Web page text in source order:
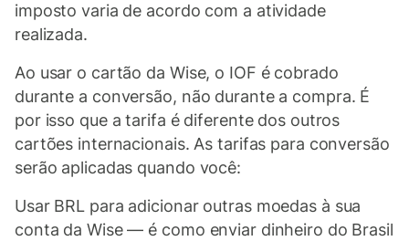
imposto varia de acordo com a atividade
realizada.
Ao usar o cartão da Wise, o IOF é cobrado
durante a conversão, não durante a compra. É
por isso que a tarifa é diferente dos outros
cartões internacionais. As tarifas para conversão
serão aplicadas quando você:
Usar BRL para adicionar outras moedas à sua
conta da Wise — é como enviar dinheiro do Brasil